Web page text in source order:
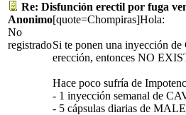
Re: Disfunción erectil por fuga
Anonimo
No
registrado
[quote=Chompiras]Hola:
Si te ponen una inyección
erección, entonces NO
Hace poco sufría de
- 1 inyección semanal de
- 5 cápsulas diarias de